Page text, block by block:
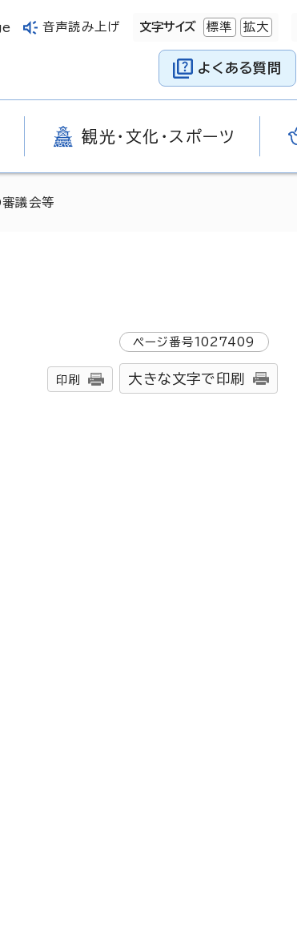
音声読み上げ 文字サイズ 標準 拡大
よくある質問
観光・文化・スポーツ
議会等
ページ番号1027409
印刷 大きな文字で印刷